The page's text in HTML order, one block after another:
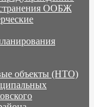
ООБЖ
объекты (НТО)